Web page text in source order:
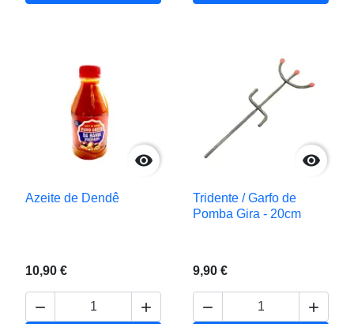

Azeite de Dendê
10,90 €
 

Tridente / Garfo de
Pomba Gira - 20cm
9,90 €
 